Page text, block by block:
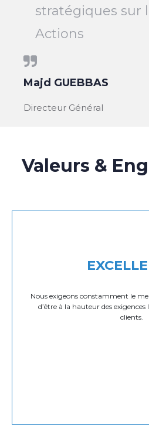
stratégiques sur
Actions
Majd GUEBBAS
Directeur Général
Valeurs &
Nous exigeons constamment le
d’être à la hauteur des
clients.